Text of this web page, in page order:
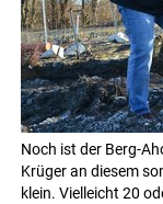
Noch ist der Berg-
Krüger an diesem
klein. Vielleicht 20